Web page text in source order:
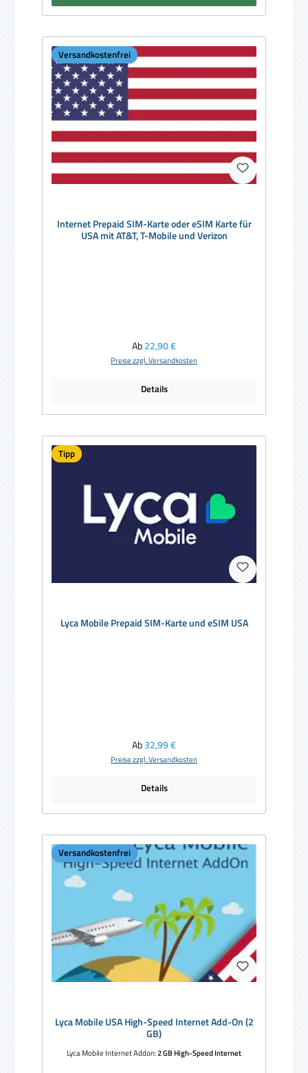
Versandkostenfrei
Internet Prepaid SIM-Karte oder eSIM Karte für
USA mit AT&T, T-Mobile und Verizon
Regulärer Preis:
Ab22,90 €
Preise zzgl. Versandkosten
Details
Tipp
Lyca Mobile Prepaid SIM-Karte und eSIM USA
Regulärer Preis:
Ab32,99 €
Preise zzgl. Versandkosten
Details
Versandkostenfrei
Lyca Mobile USA High-Speed Internet Add-On (2
GB)
Lyca Mobile Internet Addon:2 GB High-Speed Internet